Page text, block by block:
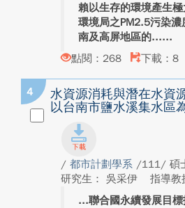
賴以生存的環境產生
環境局之PM2.5污染
南及高屏地區的...
點閱：268
下載：8
4
水資源消耗與潛在水資
以台南市鹽水溪集水區
/ 都市計劃學系 /111/ 碩
研究生： 吳采伊
指導教
聯合國永續發展目